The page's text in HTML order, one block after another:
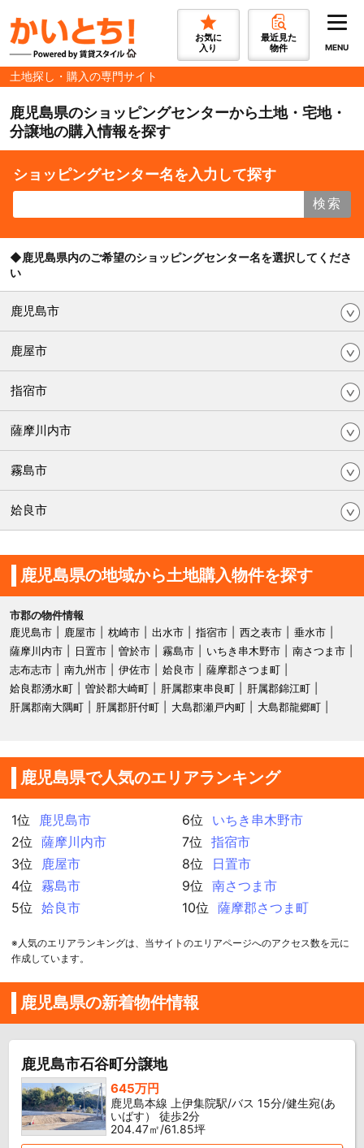
お気に
入り
最近見た
物件
MENU
土地探し・購入の専門サイト
鹿児島県のショッピングセンターから土地・宅地・
分譲地の購入情報を探す
ショッピングセンター名を入力して探す
検索
◆鹿児島県内のご希望のショッピングセンター名を選択してくださ
い
鹿児島市
鹿屋市
指宿市
薩摩川内市
霧島市
姶良市
鹿児島県の地域から土地購入物件を探す
市郡の物件情報
鹿児島市
鹿屋市 枕崎市 出水市 指宿市 西之表市
垂水市
薩摩川内市
日置市 曽於市 霧島市 いちき串木野市
南さつま市
志布志市
南九州市 伊佐市 姶良市
薩摩郡さつま町
姶良郡湧水町
曽於郡大崎町 肝属郡東串良町
肝属郡錦江町
肝属郡南大隅町
肝属郡肝付町 大島郡瀬戸内町 大島郡龍郷町
鹿児島県で人気のエリアランキング
1位
鹿児島市
2位
薩摩川内市
3位
鹿屋市
4位
霧島市
5位
姶良市
6位
いちき串木野市
7位
指宿市
8位
日置市
9位
南さつま市
10位
薩摩郡さつま町
※人気のエリアランキングは、当サイトのエリアページへのアクセス数を元に
作成しています。
鹿児島県の新着物件情報
鹿児島市石谷町分譲地
645万円
鹿児島本線 上伊集院駅/バス 15分/健生宛(あ
いばす） 徒歩2分
204.47㎡/61.85坪